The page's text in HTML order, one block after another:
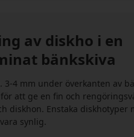
av diskho i en
bänkskiva
3-4 mm under överkanten av
att ge en fin och
diskhon. Enstaka diskhotyper
synlig.